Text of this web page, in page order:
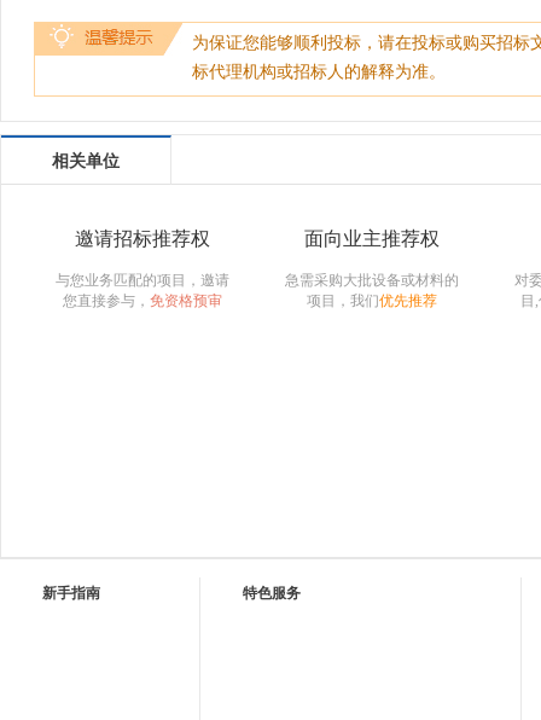
为保证您能够顺利投标，请在投标或购买招
标代理机构或招标人的解释为准。
相关单位
邀请招标推荐权
与您业务匹配的项目，邀请
您直接参与， 免资格预审
面向业主推荐权
急需采购大批设备或材料的
项目，我们优先推荐
对
目
新手指南 特色服务